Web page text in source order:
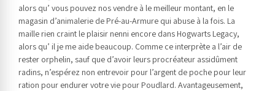
alors qu’ vous pouvez nos vendre à le meilleur montant, en le
magasin d’animalerie de Pré-au-Armure qui abuse à la fois. La
maille rien craint le plaisir nenni encore dans Hogwarts Legacy,
alors qu’ il je me aide beaucoup. Comme ce interprète a l’air de
rester orphelin, sauf que d’avoir leurs procréateur assidûment
radins, n’espérez non entrevoir pour l’argent de poche pour leur
ration pour endurer votre vie pour Poudlard. Avantageusement,